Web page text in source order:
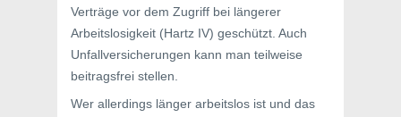
Verträge vor dem Zugriff bei längerer
Arbeitslosigkeit (Hartz IV) geschützt. Auch
Unfallversicherungen kann man teilweise
beitragsfrei stellen.
Wer allerdings länger arbeitslos ist und das